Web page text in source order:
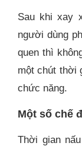
Sau khi xay
người dùng
quen thì
một chút thời
chức năng.
Một số chế
Thời gian